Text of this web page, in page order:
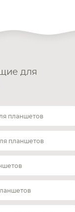
для
планшетов
планшетов